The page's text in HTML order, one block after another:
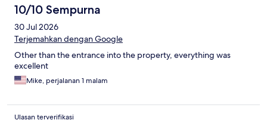
10/10 Sempurna
30 Jul 2026
Terjemahkan dengan Google
Other than the entrance into the property, everything was
excellent
Mike, perjalanan 1 malam
Ulasan terverifikasi